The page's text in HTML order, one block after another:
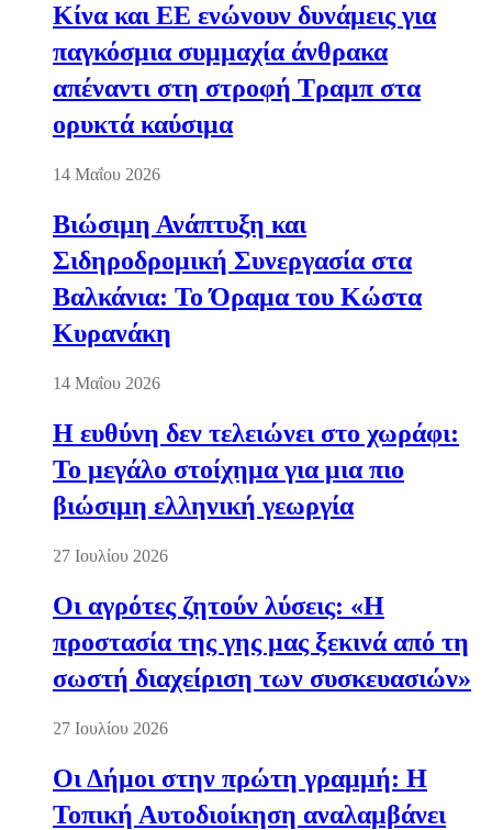
Κίνα και ΕΕ ενώνουν δυνάμεις για
παγκόσμια συμμαχία άνθρακα
απέναντι στη στροφή Τραμπ στα
ορυκτά καύσιμα
14 Μαΐου 2026
Βιώσιμη Ανάπτυξη και
Σιδηροδρομική Συνεργασία στα
Βαλκάνια: Το Όραμα του Κώστα
Κυρανάκη
14 Μαΐου 2026
Η ευθύνη δεν τελειώνει στο χωράφι:
Το μεγάλο στοίχημα για μια πιο
βιώσιμη ελληνική γεωργία
27 Ιουλίου 2026
Οι αγρότες ζητούν λύσεις: «Η
προστασία της γης μας ξεκινά από τη
σωστή διαχείριση των συσκευασιών»
27 Ιουλίου 2026
Οι Δήμοι στην πρώτη γραμμή: Η
Τοπική Αυτοδιοίκηση αναλαμβάνει